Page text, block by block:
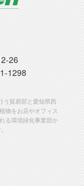
26
1298
貿易部と愛知県西
物をお店やオフィス
る環境緑化事業部か